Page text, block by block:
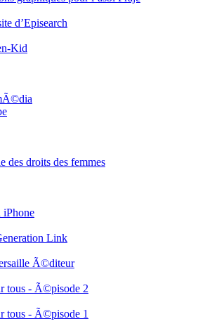
d’Episearch
Kid
des droits des femmes
Link
Ã©diteur
tous - Ã©pisode 2
tous - Ã©pisode 1